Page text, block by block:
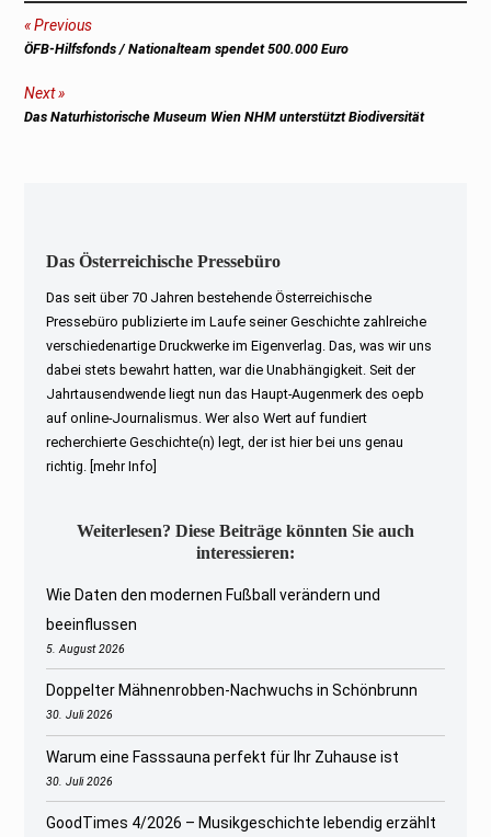
Beitragsnavigation
Previous
Previous
ÖFB-Hilfsfonds / Nationalteam spendet 500.000 Euro
Next
Next
Das Naturhistorische Museum Wien NHM unterstützt Biodiversität
Das Österreichische Pressebüro
Das seit über 70 Jahren bestehende Österreichische
Pressebüro publizierte im Laufe seiner Geschichte zahlreiche
verschiedenartige Druckwerke im Eigenverlag. Das, was wir uns
dabei stets bewahrt hatten, war die Unabhängigkeit. Seit der
Jahrtausendwende liegt nun das Haupt-Augenmerk des oepb
auf online-Journalismus. Wer also Wert auf fundiert
recherchierte Geschichte(n) legt, der ist hier bei uns genau
richtig.
[mehr Info]
Weiterlesen? Diese Beiträge könnten Sie auch
interessieren:
Wie Daten den modernen Fußball verändern und
beeinflussen
5. August 2026
Doppelter Mähnenrobben-Nachwuchs in Schönbrunn
30. Juli 2026
Warum eine Fasssauna perfekt für Ihr Zuhause ist
30. Juli 2026
GoodTimes 4/2026 – Musikgeschichte lebendig erzählt